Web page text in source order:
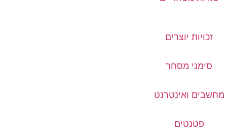
זכויות יוצרים
סימני מסחר
מחשבים ואינטרנט
פטנטים